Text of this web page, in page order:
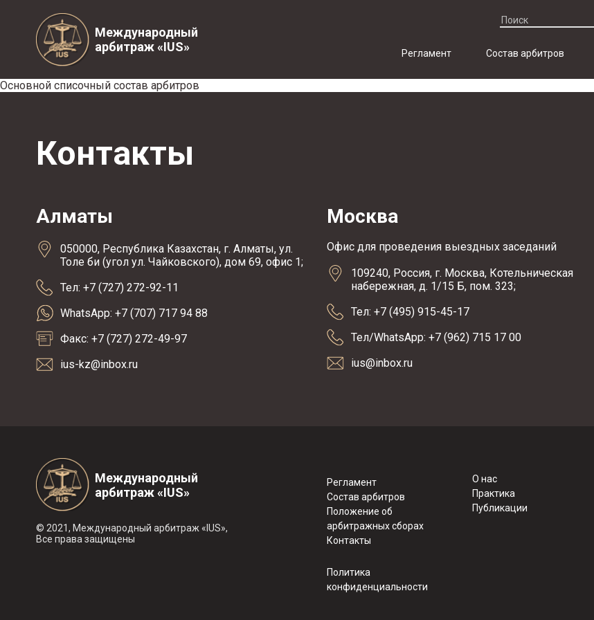
Международный
арбитраж «IUS»
Регламент Состав арбитров
Основной списочный состав арбитров
Контакты
Алматы
050000, Республика Казахстан, г. Алматы, ул.
Толе би (угол ул. Чайковского), дом 69, офис 1;
Тел: +7 (727) 272-92-11
WhatsApp: +7 (707) 717 94 88
Факс: +7 (727) 272-49-97
ius-kz@inbox.ru
Москва
Офис для проведения выездных заседаний
109240, Россия, г. Москва, Котельническая
набережная, д. 1/15 Б, пом. 323;
Тел: +7 (495) 915-45-17
Тел/WhatsApp: +7 (962) 715 17 00
ius@inbox.ru
Международный
арбитраж «IUS»
© 2021, Международный арбитраж «IUS»,
Все права защищены
Регламент
Состав арбитров
Положение об
арбитражных сборах
Контакты
Политика
конфиденциальности
О нас
Практика
Публикации